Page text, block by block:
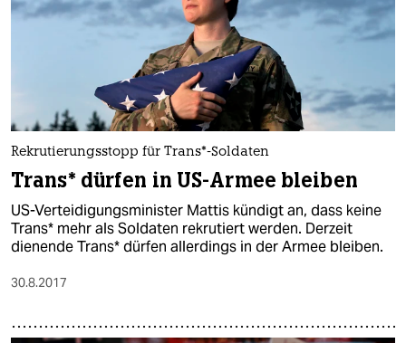
Rekrutierungsstopp für Trans*-Soldaten
Trans* dürfen in US-Armee bleiben
US-Verteidigungsminister Mattis kündigt an, dass keine
Trans* mehr als Soldaten rekrutiert werden. Derzeit
dienende Trans* dürfen allerdings in der Armee bleiben.
30.8.2017